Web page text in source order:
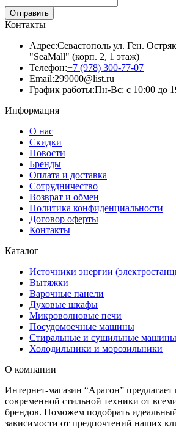
Отправить
Контакты
Адрес:Севастополь ул. Ген.
"SeaMall" (корп. 2, 1 этаж)
Телефон:+7 (978) 300-77-07
Email:299000@list.ru
График работы:Пн-Вс: с 10:00 до
Информация
О нас
Скидки
Новости
Бренды
Оплата и доставка
Сотрудничество
Возврат и обмен
Политика конфиденциальности
Договор оферты
Контакты
Каталог
Источники энергии
Вытяжки
Варочные панели
Духовые шкафы
Микроволновые печи
Посудомоечные машины
Стиральные и сушильные машины
Холодильники и морозильники
О компании
Интернет-магазин “Арагон”
современной стильной техники от
брендов. Поможем подобрать
зависимости от предпочтений наших